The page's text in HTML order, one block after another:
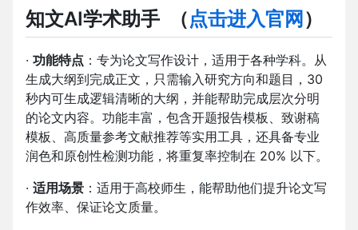
知文AI学术助手 （点击进入官网 ）
· 功能特点 ：专为论文写作设计，适用于各种学科。从
生成大纲到完成正文，只需输入研究方向和题目，30
秒内可生成逻辑清晰的大纲，并能帮助完成层次分明
的论文内容。功能丰富，包含开题报告模板、致谢稿
模板、高质量参考文献推荐等实用工具，还具备专业
润色和原创性检测功能，将重复率控制在 20% 以下。
· 适用场景 ：适用于高校师生，能帮助他们提升论文写
作效率、保证论文质量。